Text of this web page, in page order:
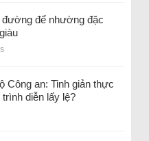
để nhường đặc
Công an: Tinh giản thực
diễn lấy lệ?